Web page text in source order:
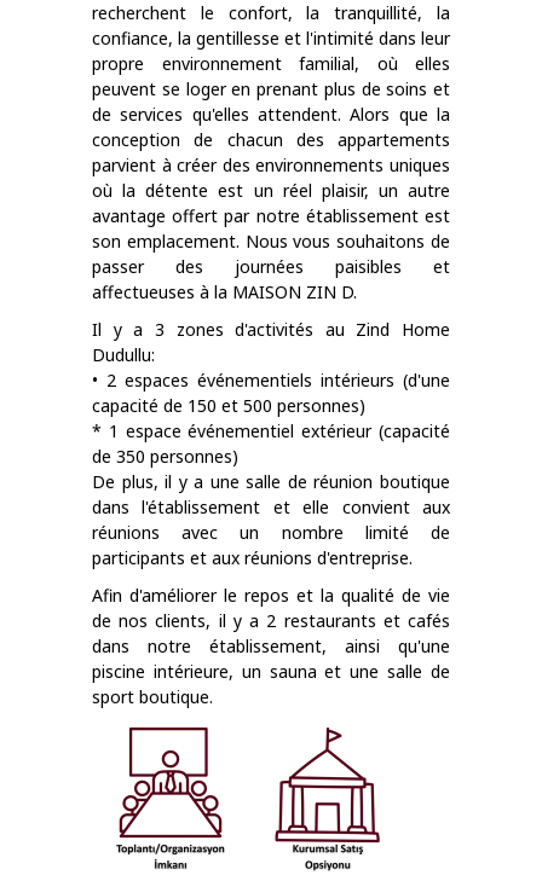
recherchent le confort, la tranquillité, la
confiance, la gentillesse et l'intimité dans leur
propre environnement familial, où elles
peuvent se loger en prenant plus de soins et
de services qu'elles attendent. Alors que la
conception de chacun des appartements
parvient à créer des environnements uniques
où la détente est un réel plaisir, un autre
avantage offert par notre établissement est
son emplacement. Nous vous souhaitons de
passer des journées paisibles et
affectueuses à la MAISON ZIN D.
Il y a 3 zones d'activités au Zind Home
Dudullu:
• 2 espaces événementiels intérieurs (d'une
capacité de 150 et 500 personnes)
* 1 espace événementiel extérieur (capacité
de 350 personnes)
De plus, il y a une salle de réunion boutique
dans l'établissement et elle convient aux
réunions avec un nombre limité de
participants et aux réunions d'entreprise.
Afin d'améliorer le repos et la qualité de vie
de nos clients, il y a 2 restaurants et cafés
dans notre établissement, ainsi qu'une
piscine intérieure, un sauna et une salle de
sport boutique.